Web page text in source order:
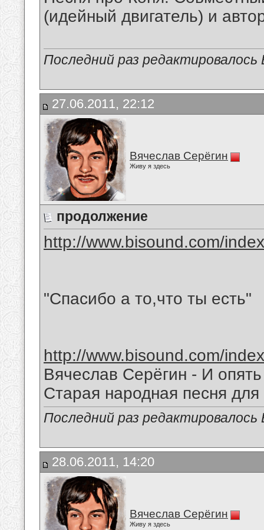
(идейный двигатель) и
Последний раз
27.06.2011, 22:12
Вячеслав Серёгин
Живу я здесь
продолжение
http://www.bisound.com/
"Спасибо а то,что ты есть"
http://www.bisound.com/
Вячеслав Серёгин - И
Старая народная песня
Последний раз
28.06.2011, 14:20
Вячеслав Серёгин
Живу я здесь